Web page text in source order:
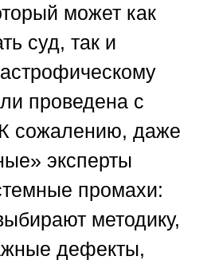
может как
суд, так и
проведена с
сожалению, даже
эксперты
промахи:
методику,
дефекты,